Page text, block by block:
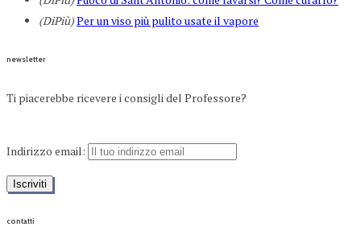
(DiPiù)Per un viso più pulito usate il vapore
newsletter
Ti piacerebbe ricevere i consigli del Professore?
Indirizzo email:
contatti